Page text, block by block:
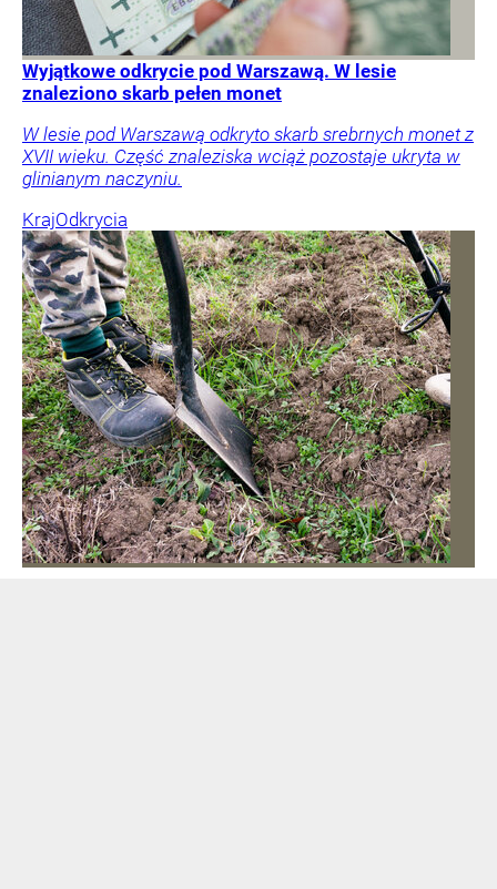
Wyjątkowe odkrycie pod Warszawą. W lesie
znaleziono skarb pełen monet
W lesie pod Warszawą odkryto skarb srebrnych monet z
XVII wieku. Część znaleziska wciąż pozostaje ukryta w
glinianym naczyniu.
KrajOdkrycia